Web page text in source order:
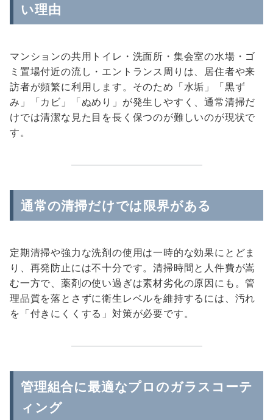
い理由
マンションの共用トイレ・洗面所・集会室の水場・ゴ
ミ置場付近の流し・エントランス周りは、居住者や来
訪者が頻繁に利用します。そのため「水垢」「黒ず
み」「カビ」「ぬめり」が発生しやすく、通常清掃だ
けでは清潔な見た目を長く保つのが難しいのが現状で
す。
通常の清掃だけでは限界がある
定期清掃や強力な洗剤の使用は一時的な効果にとどま
り、再発防止には不十分です。清掃時間と人件費が嵩
む一方で、薬剤の使い過ぎは素材劣化の原因にも。管
理品質を落とさずに衛生レベルを維持するには、汚れ
を「付きにくくする」対策が必要です。
管理組合に最適なプロのガラスコーテ
ィング